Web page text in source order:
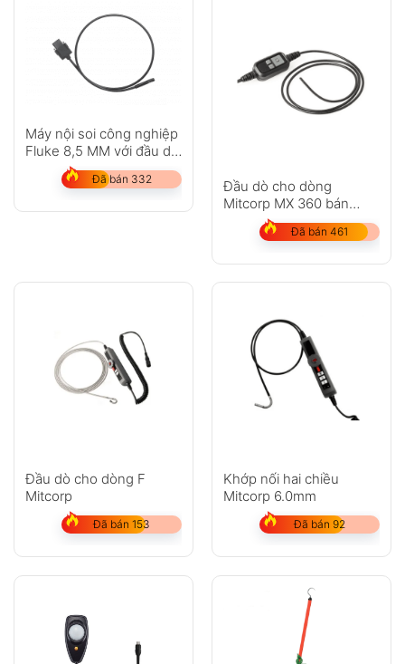
Máy nội soi công nghiệp
Fluke 8,5 MM với đầu dò
UV 1 M
Đã bán 332
Đầu dò cho dòng
Mitcorp MX 360 bán
Đã bán 461
Đầu dò cho dòng F
Mitcorp
Đã bán 153
Khớp nối hai chiều
Mitcorp 6.0mm
Đã bán 92